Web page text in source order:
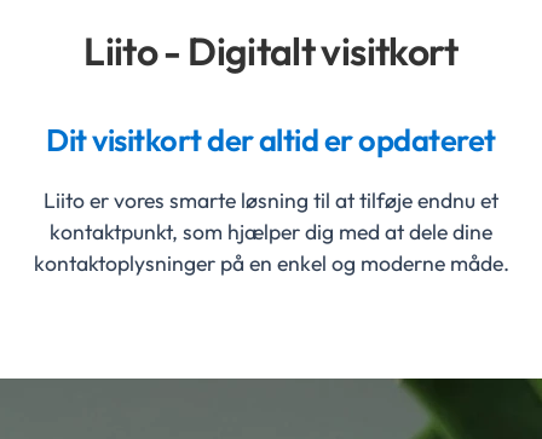
Liito - Digitalt visitkort
Dit visitkort der altid er opdateret
Liito er vores smarte løsning til at tilføje endnu et
kontaktpunkt, som hjælper dig med at dele dine
kontaktoplysninger på en enkel og moderne måde.